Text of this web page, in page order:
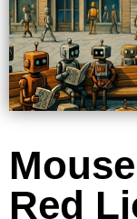
Red